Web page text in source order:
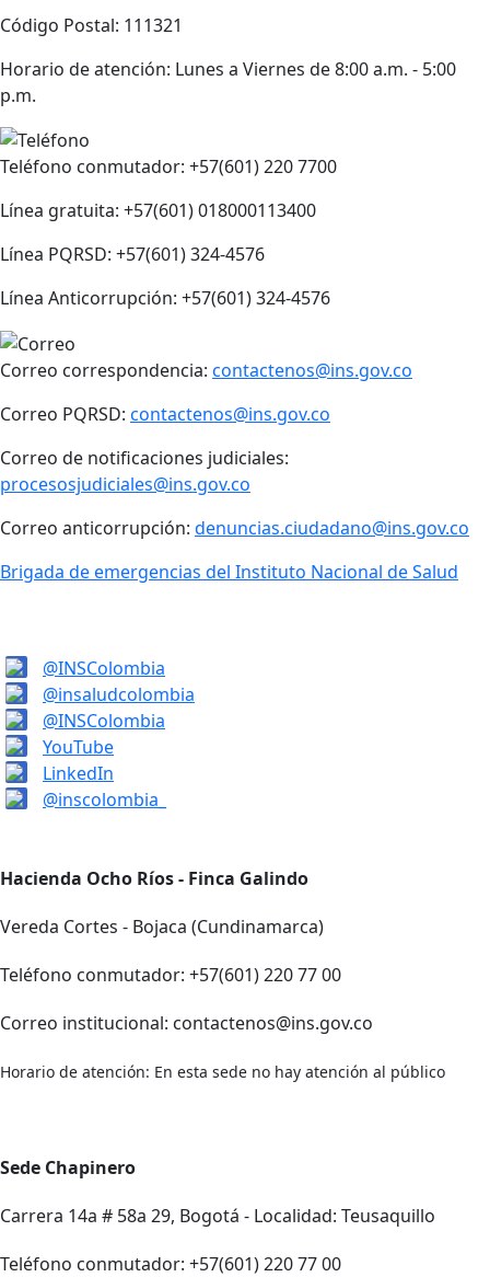
Código Postal: 111321
Horario de atención: Lunes a Viernes de 8:00 a.m. - 5:00
p.m.
Teléfono conmutador: +57(601) 220 7700
Línea gratuita: +57(601) 018000113400
Línea PQRSD: +57(601) 324-4576
Línea Anticorrupción: +57(601) 324-4576
Correo correspondencia: contactenos@ins.gov.co
Correo PQRSD: contactenos@ins.gov.co
Correo de notificaciones judiciales:
procesosjudiciales@ins.gov.co
Correo anticorrupción: denuncias.ciudadano@ins.gov.co
Brigada de emergencias del Instituto Nacional de Salud
@INSColombia
@insaludcolombia
@INSColombia
YouTube
LinkedIn
@inscolombia_
Hacienda Ocho Ríos - Finca Galindo
Vereda Cortes - Bojaca (Cundinamarca)
Teléfono conmutador: +57(601) 220 77 00
Correo institucional: contactenos@ins.gov.co
Horario de atención: En esta sede no hay atención al público
Sede Chapinero
Carrera 14a # 58a 29, Bogotá - Localidad: Teusaquillo
Teléfono conmutador: +57(601) 220 77 00